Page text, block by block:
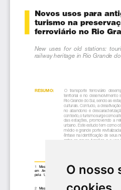
O nosso